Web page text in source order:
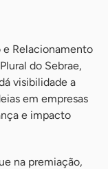
Relacionamento
do Sebrae,
visibilidade a
em empresas
e impacto
na premiação,